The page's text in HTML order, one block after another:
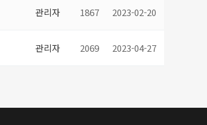
관리자 1867 2023-02-20
관리자 2069 2023-04-27